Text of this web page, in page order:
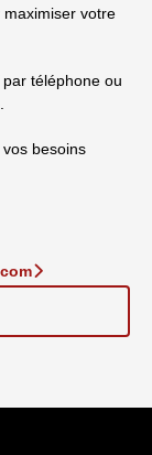
votre
téléphone ou
besoins
􀆊